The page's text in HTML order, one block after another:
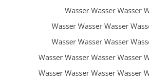
Wasser Wasser Wasser
Wasser Wasser Wasser
Wasser Wasser Wasser
Wasser Wasser Wasser Wasser
Wasser Wasser Wasser Wasser